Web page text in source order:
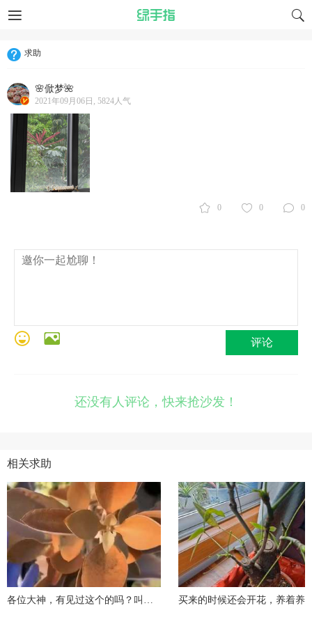
求助
🌸俽梦🌺
2021年09月06日, 5824人气
0 0 0
评论
还没有人评论，快来抢沙发！
相关求助
各位大神，有见过这个的吗？叫什么